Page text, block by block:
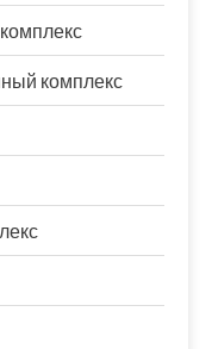
комплекс